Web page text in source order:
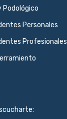
Podológico
Personales
Profesionales